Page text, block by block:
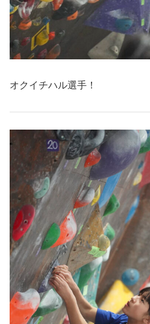
オクイチハル選手！